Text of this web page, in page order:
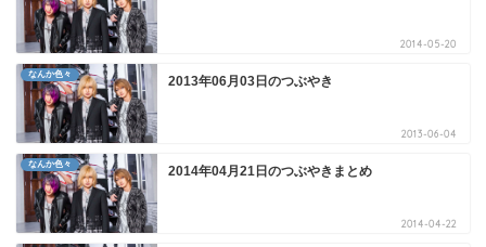
2014-05-20
なんか色々 2013年06月03日のつぶやき
2013-06-04
なんか色々 2014年04月21日のつぶやきまとめ
2014-04-22